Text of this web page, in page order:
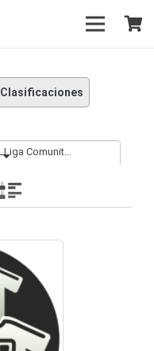
Clasificaciones
LLiga Comunitat Grup Sud 2025-26